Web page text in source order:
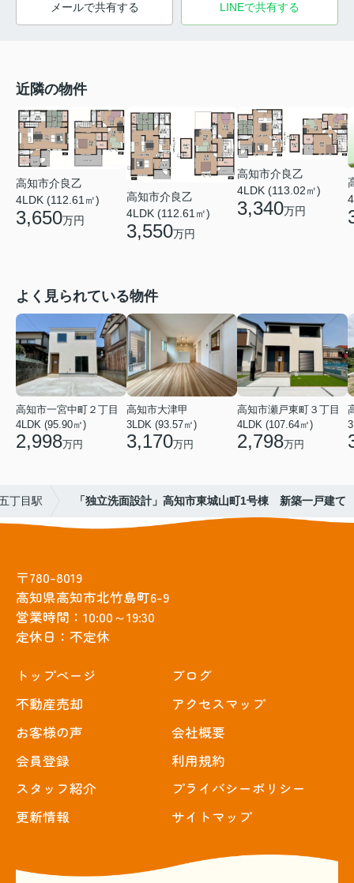
メールで共有する LINEで共有する
近隣の物件
高知市介良乙
4LDK (112.61㎡)
3,650万円
高知市介良乙
4LDK (112.61㎡)
3,550万円
高知市介良乙
4LDK (113.02㎡)
3,340万円
よく見られている物件
高知市一宮中町２丁目
4LDK (95.90㎡)
2,998万円
高知市大津甲
3LDK (93.57㎡)
3,170万円
高知市瀬戸東町３丁目
4LDK (107.64㎡)
2,798万円
丁目駅 「独立洗面設計」高知市東城山町1号棟 新築一戸建て
〒780-8019
高知県高知市北竹島町6-9
営業時間：10:00～19:30
定休日：不定休
トップぺージ
不動産売却
お客様の声
会員登録
スタッフ紹介
更新情報
ブログ
アクセスマップ
会社概要
利用規約
プライバシーポリシー
サイトマップ